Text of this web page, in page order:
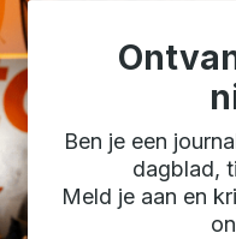
Ben je een
dagblad,
Meld je aan en